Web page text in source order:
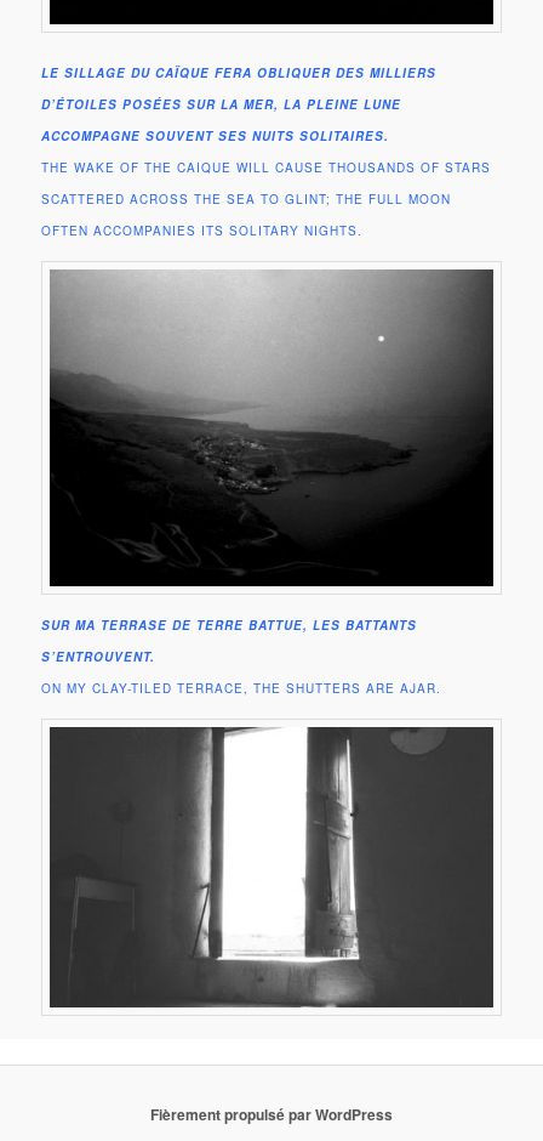
LE SILLAGE DU CAÏQUE FERA OBLIQUER DES MILLIERS
D’ÉTOILES POSÉES SUR LA MER, LA PLEINE LUNE
ACCOMPAGNE SOUVENT SES NUITS SOLITAIRES.
THE WAKE OF THE CAIQUE WILL CAUSE THOUSANDS OF STARS
SCATTERED ACROSS THE SEA TO GLINT; THE FULL MOON
OFTEN ACCOMPANIES ITS SOLITARY NIGHTS.
SUR MA TERRASE DE TERRE BATTUE, LES BATTANTS
S’ENTROUVENT.
ON MY CLAY-TILED TERRACE, THE SHUTTERS ARE AJAR.
Fièrement propulsé par WordPress